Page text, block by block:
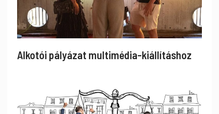
Alkotói pályázat multimédia-kiállításhoz